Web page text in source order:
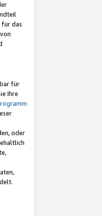
für das
für
Ihre
oder